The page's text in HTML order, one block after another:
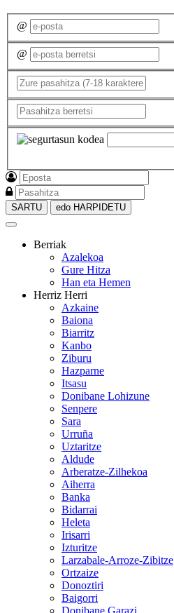
@
@
SARTU edo HARPIDETU
Berriak
Azalekoa
Gure Hitza
Han eta Hemen
Herriz Herri
Azkaine
Baiona
Biarritz
Kanbo
Ziburu
Hazparne
Itsasu
Donibane Lohizune
Senpere
Sara
Urruña
Uztaritze
Aldude
Arberatze-Zilhekoa
Aiherra
Banka
Bidarrai
Heleta
Irisarri
Izturitze
Larzabale-Arroze-Zibitze
Ortzaize
Donoztiri
Baigorri
Donibane Garazi